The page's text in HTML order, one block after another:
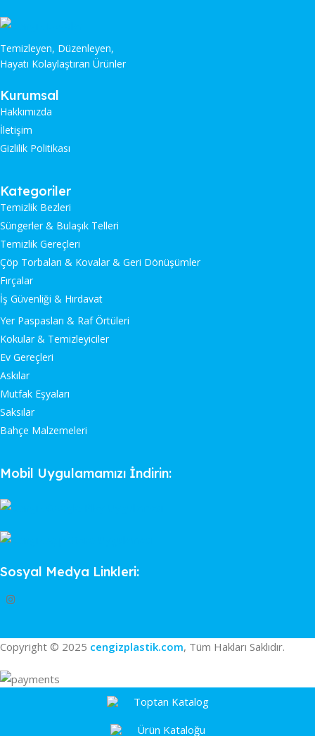
Temizleyen, Düzenleyen,
Hayatı Kolaylaştıran Ürünler
Kurumsal
Hakkımızda
İletişim
Gizlilik Politikası
Kategoriler
Temizlik Bezleri
Süngerler & Bulaşık Telleri
Temizlik Gereçleri
Çöp Torbaları & Kovalar & Geri Dönüşümler
Fırçalar
İş Güvenliği & Hırdavat
Yer Paspasları & Raf Örtüleri
Kokular & Temizleyiciler
Ev Gereçleri
Askılar
Mutfak Eşyaları
Saksılar
Bahçe Malzemeleri
Mobil Uygulamamızı İndirin:
Sosyal Medya Linkleri:
Copyright © 2025 cengizplastik.com, Tüm Hakları Saklıdır.
Toptan Katalog
Ürün Kataloğu